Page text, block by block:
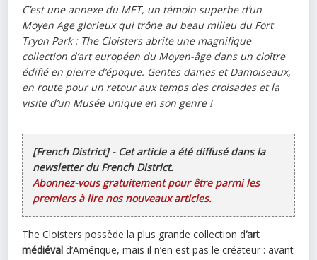
C’est une annexe du MET, un témoin superbe d’un
Moyen Age glorieux qui trône au beau milieu du Fort
Tryon Park : The Cloisters abrite une magnifique
collection d’art européen du Moyen-âge dans un cloître
édifié en pierre d’époque. Gentes dames et Damoiseaux,
en route pour un retour aux temps des croisades et la
visite d’un Musée unique en son genre !
[French District] - Cet article a été diffusé dans la
newsletter du French District.
Abonnez-vous gratuitement pour être parmi les
premiers à lire nos nouveaux articles.
The Cloisters possède la plus grande collection d‘art
médiéval d’Amérique, mais il n’en est pas le créateur : avant